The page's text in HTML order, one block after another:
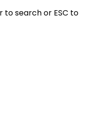
to search or ESC to